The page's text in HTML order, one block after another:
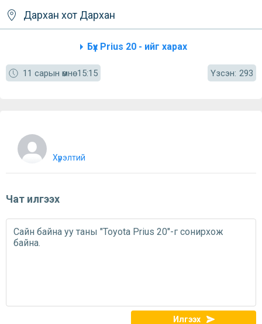
Дархан хот Дархан
Бүх Prius 20 - ийг харах
11 сарын өмнө 15:15 Үзсэн: 293
Хүрэлтий
Чат илгээх
Илгээх